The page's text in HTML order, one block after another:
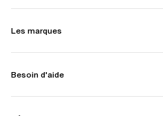
Les marques
Besoin d'aide